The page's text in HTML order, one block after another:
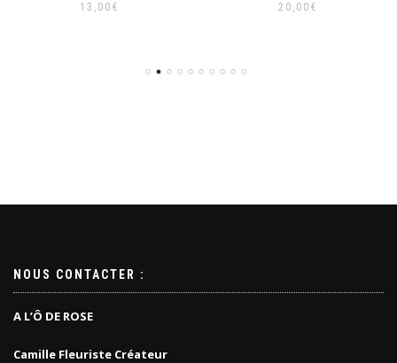
13,00 € 20,00 €
NOUS CONTACTER :
A L’Ô DE ROSE
Camille Fleuriste Créateur